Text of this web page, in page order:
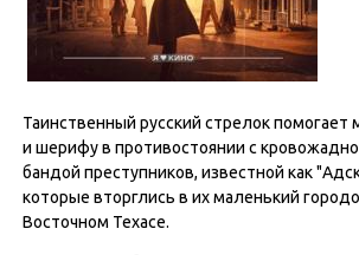
Таинственный русский стрелок помогает
и шерифу в противостоянии с
бандой преступников, известной как
которые вторглись в их маленький
Восточном Техасе.